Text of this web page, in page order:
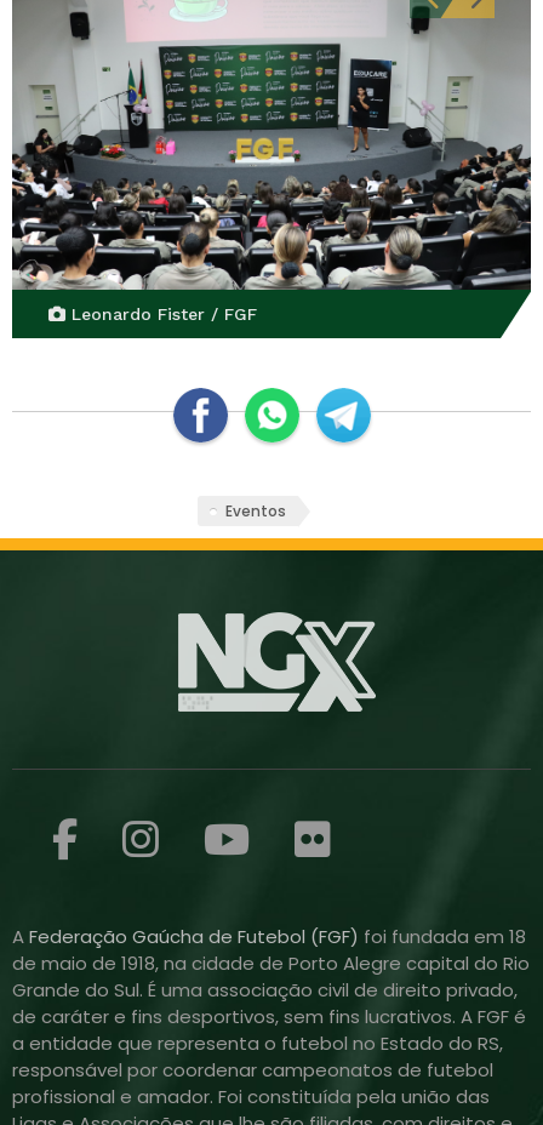
Leonardo Fister / FGF
Eventos
AFederação Gaúcha de Futebol (FGF) foi fundada em 18
de maio de 1918, na cidade de Porto Alegre capital do Rio
Grande do Sul. É uma associação civil de direito privado,
de caráter e fins desportivos, sem fins lucrativos. A FGF é
a entidade que representa o futebol no Estado do RS,
responsável por coordenar campeonatos de futebol
profissional e amador. Foi constituída pela união das